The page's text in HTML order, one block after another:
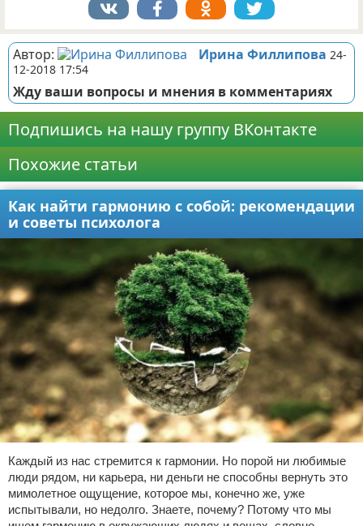
Автор: Ирина Филлипова 24-
12-2018 17:54
Жду ваши вопросы и мнения в комментариях
Подпишись на нашу группу ВКонтакте
Похожие статьи
Как найти гармонию с собой: рекомендации
и советы психолога
Каждый из нас стремится к гармонии. Но порой ни любимые
люди рядом, ни карьера, ни деньги не способны вернуть это
мимолетное ощущение, которое мы, конечно же, уже
испытывали, но недолго. Знаете, почему? Потому что мы